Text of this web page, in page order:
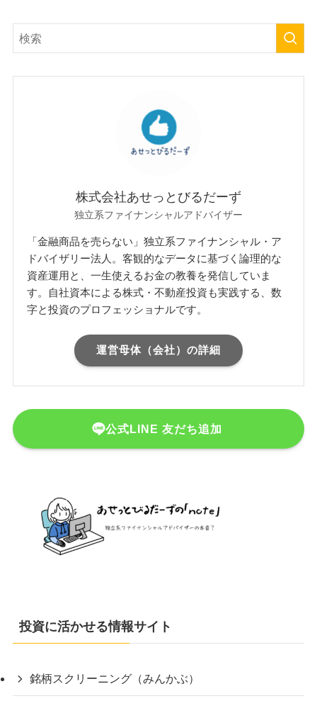
株式会社あせっとびるだーず
独立系ファイナンシャルアドバイザー
「金融商品を売らない」独立系ファイナンシャル・ア
ドバイザリー法人。客観的なデータに基づく論理的な
資産運用と、一生使えるお金の教養を発信していま
す。自社資本による株式・不動産投資も実践する、数
字と投資のプロフェッショナルです。
運営母体（会社）の詳細
公式LINE 友だち追加
投資に活かせる情報サイト
銘柄スクリーニング（みんかぶ）